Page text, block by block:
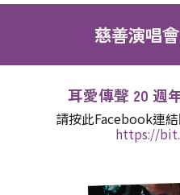
慈善演唱
耳愛傳聲 20 週
請按此Facebook連
https://